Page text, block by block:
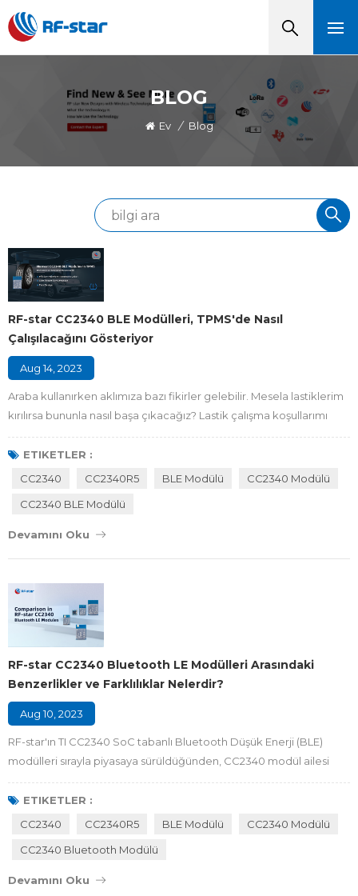
BLOG
Ev / Blog
RF-star CC2340 BLE Modülleri, TPMS'de Nasıl
Çalışılacağını Gösteriyor
Aug 14, 2023
Araba kullanırken aklımıza bazı fikirler gelebilir. Mesela lastiklerim
kırılırsa bununla nasıl başa çıkacağız? Lastik çalışma koşullarımı
nasıl izlerim? Arabamın lastiklerin durumunu alarma geçirmek veya
izlemek için bir sistemi var mı? Endişelenmeyin, RF-star Lastik
Basıncı İzleme Sistemini (TPMS) öğrenmenize yardımcı olabilir ve
TPMS'...
ETIKETLER :
CC2340
CC2340R5 BLE Modülü
CC2340 Modülü
CC2340 BLE Modülü
Devamını Oku
RF-star CC2340 Bluetooth LE Modülleri Arasındaki
Benzerlikler ve Farklılıklar Nelerdir?
Aug 10, 2023
RF-star'ın TI CC2340 SoC tabanlı Bluetooth Düşük Enerji (BLE)
modülleri sırayla piyasaya sürüldüğünden, CC2340 modül ailesi
arasında ne gibi farklar olduğunu merak edebilirsiniz . Projeniz için
en uygun ve agresif olan modül hangisidir? Burada, sizin için
optimize edilmiş Bluetooth modülü çözümünü seçmenize
karşılaştırma yapacağız. Figure1 RF-...
ETIKETLER :
CC2340
CC2340R5 BLE Modülü
CC2340 Modülü
CC2340 Bluetooth Modülü
Devamını Oku